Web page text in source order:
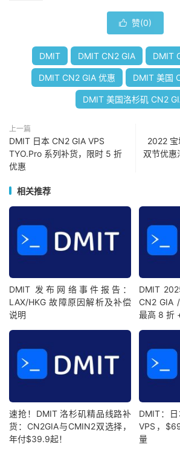
 赞(0)
DMIT DMIT CN2 GIA DMIT
DMIT CN2 GIA 优惠 DMIT 美国
DMIT 美国洛杉矶 CN2
上一篇
DMIT 日本 CN2 GIA VPS
TYO.Pro 系列补货，限时 5 折
优惠
2022
双节优惠
相关推荐
DMIT 发布网络事件报告：
LAX/HKG 故障原因解析及补偿
说明
DMIT
CN2 GIA
最高 8 折
速抢！DMIT 洛杉矶精品线路补
货：CN2GIA与CMIN2双选择，
年付$39.9起！
DMIT：
VPS，
量